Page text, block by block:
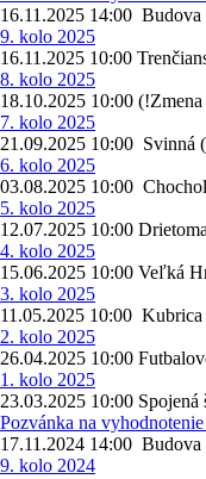
16.11.2025 14:00
9. kolo 2025
16.11.2025 10:00
8. kolo 2025
18.10.2025 10:00
7. kolo 2025
21.09.2025 10:00 Svinná
6. kolo 2025
03.08.2025 10:00
5. kolo 2025
12.07.2025 10:00
4. kolo 2025
15.06.2025 10:00 Veľká
3. kolo 2025
11.05.2025 10:00
2. kolo 2025
26.04.2025 10:00
1. kolo 2025
23.03.2025 10:00 Spojená
Pozvánka na
17.11.2024 14:00
9. kolo 2024